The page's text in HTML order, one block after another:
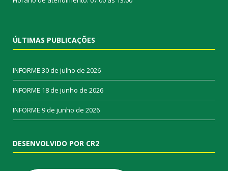
ÚLTIMAS PUBLICAÇÕES
INFORME 30 de julho de 2026
INFORME 18 de junho de 2026
INFORME 9 de junho de 2026
DESENVOLVIDO POR CR2